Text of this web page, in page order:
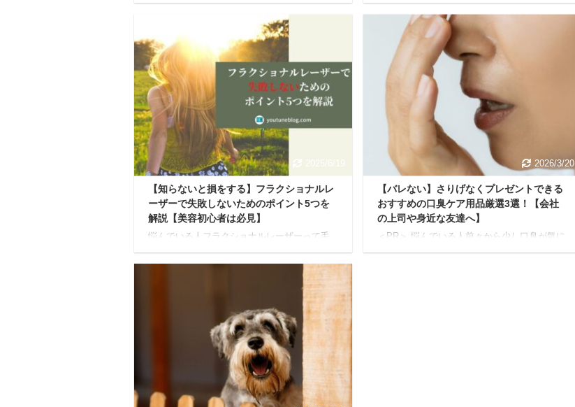
め込んでいます。 これは、毎日の食事、スト
レス、そして環境からの影響によって蓄積さ
れるもの。 アーマが溜まると、体が重く感じ
たり、胃がもたれたり、食欲が落ちたりとい
ったサインが現れます。 つまり「そろそろデ
トックス必要ですよ」とあなたの体が教えて
くれている証拠です。 一般的な「断食」が食
事を控えるのに主眼を置くのに対し、アーユ
ルヴェーダファスティングは、食事だけでな
く、呼吸、思考、五感すべてを意識的にコン
トロールし、心身の奥深 ...
吠えが始まり、ご近所から壁ドンや直接苦情
が来てしまった…。 マンションなどの集合住
宅で犬と暮らす飼い主さんにとって、愛犬の
鳴き声は最もデリケートな悩みのひとつです
よね。 木造や鉄骨造はもちろん、比較的防音
性が高いとされる鉄筋コンクリート（RC）造
のマンションでも、音は意外と響くもの。ち
ょっとした鳴き声が、ご近所トラブルに発展
してしまうケースも少なくありません。 「ど
うにかしなきゃ…でも、どうすればいいんだ
ろう？」 そんな不安 ...
2025/6/19
【知らないと損をする】フラクショナルレ
ーザーで失敗しないためのポイント5つを
解説【美容初心者は必見】
悩んでいる人フラクショナルレーザーって毛
ど、失敗事例もあるみたいだし、なんか怖い
な。 でもどうしてもニキビ跡や毛穴は気にな
るし、なんとかしたい。人生変えたいんで
す。 失敗しないためのポイントとかあったら
教えて欲しいです。 実際のツイッターでのお
https://twitter.com/FvFKyl4pPnCv8fy/status/11
88308969585963009 今回は、こんなお悩みに
ついて深堀していきたいと思います。 フラク
ショナルレーザーとはレーザー ...
2026/3/20
【バレない】さりげなくプレゼントできる
おすすめの口臭ケア用品厳選3選！【会社
の上司や身近な友達へ】
＜PR＞ 悩んでいる人前々から少し口臭が気に